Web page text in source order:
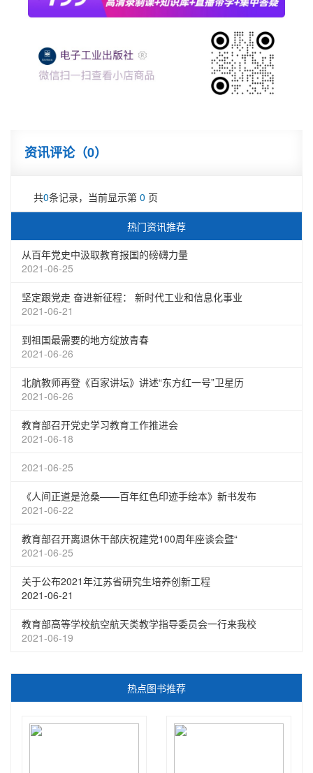
资讯评论（0）
共0条记录，当前显示第 0 页
热门资讯推荐
从百年党史中汲取教育报国的磅礴力量
2021-06-25
坚定跟党走 奋进新征程： 新时代工业和信息化事业
2021-06-21
到祖国最需要的地方绽放青春
2021-06-26
北航教师再登《百家讲坛》讲述“东方红一号”卫星历
2021-06-26
教育部召开党史学习教育工作推进会
2021-06-18
2021-06-25
《人间正道是沧桑——百年红色印迹手绘本》新书发布
2021-06-22
教育部召开离退休干部庆祝建党100周年座谈会暨“
2021-06-25
关于公布2021年江苏省研究生培养创新工程
2021-06-21
教育部高等学校航空航天类教学指导委员会一行来我校
2021-06-19
热点图书推荐